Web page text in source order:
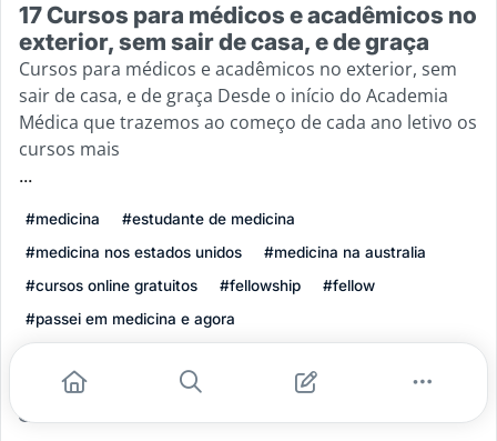
17 Cursos para médicos e acadêmicos no
exterior, sem sair de casa, e de graça
Cursos para médicos e acadêmicos no exterior, sem
sair de casa, e de graça Desde o início do Academia
Médica que trazemos ao começo de cada ano letivo os
cursos mais
...
#medicina
#estudante de medicina
#medicina nos estados unidos
#medicina na australia
#cursos online gratuitos
#fellowship
#fellow
#passei em medicina e agora